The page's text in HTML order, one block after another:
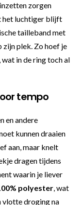
zorgen
het luchtiger blijft
tailleband met
plek. Zo hoef je
in de ring toch al
tempo
en andere
kunnen draaien
aan, maar knelt
dragen tijdens
waarin je liever
polyester, wat
vlotte droging na